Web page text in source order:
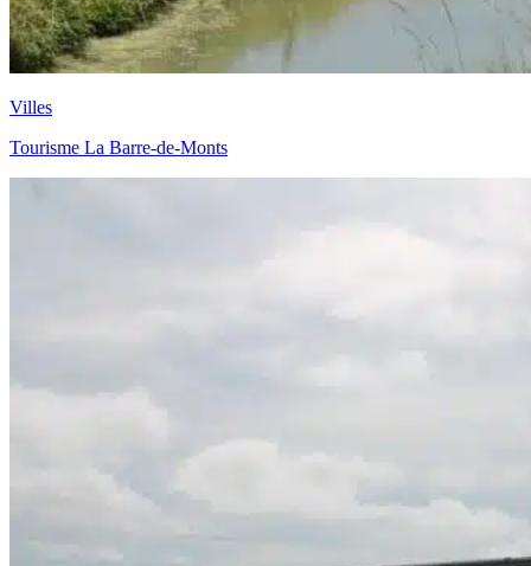
Villes
Tourisme La Barre-de-Monts